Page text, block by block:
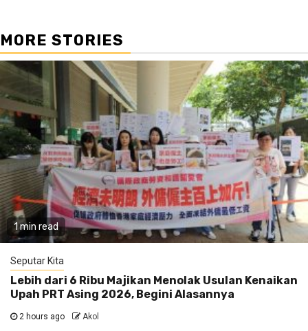
MORE STORIES
1 min read
Seputar Kita
Lebih dari 6 Ribu Majikan Menolak Usulan Kenaikan
Upah PRT Asing 2026, Begini Alasannya
2 hours ago Akol